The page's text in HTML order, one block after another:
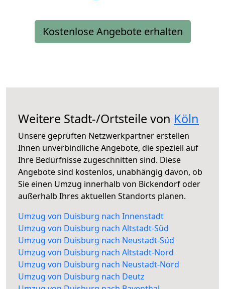
Kostenlose Angebote erhalten
Weitere Stadt-/Ortsteile von Köln
Unsere geprüften Netzwerkpartner erstellen
Ihnen unverbindliche Angebote, die speziell auf
Ihre Bedürfnisse zugeschnitten sind. Diese
Angebote sind kostenlos, unabhängig davon, ob
Sie einen Umzug innerhalb von Bickendorf oder
außerhalb Ihres aktuellen Standorts planen.
Umzug von Duisburg nach Innenstadt
Umzug von Duisburg nach Altstadt-Süd
Umzug von Duisburg nach Neustadt-Süd
Umzug von Duisburg nach Altstadt-Nord
Umzug von Duisburg nach Neustadt-Nord
Umzug von Duisburg nach Deutz